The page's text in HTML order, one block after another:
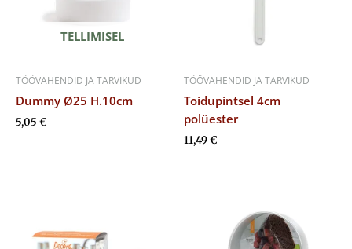
TELLIMISEL
TÖÖVAHENDID JA TARVIKUD
Dummy Ø25 H.10cm
5,05 €
TÖÖVAHENDID JA TARVIKUD
Toidupintsel 4cm
polüester
11,49€